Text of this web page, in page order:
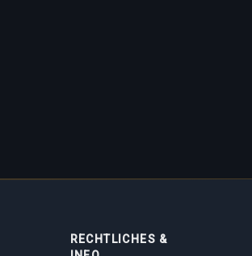
RECHTLICHES &